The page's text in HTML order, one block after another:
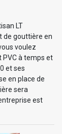
LT
de gouttière en
voulez
PVC à temps et
et ses
en place de
sera
est